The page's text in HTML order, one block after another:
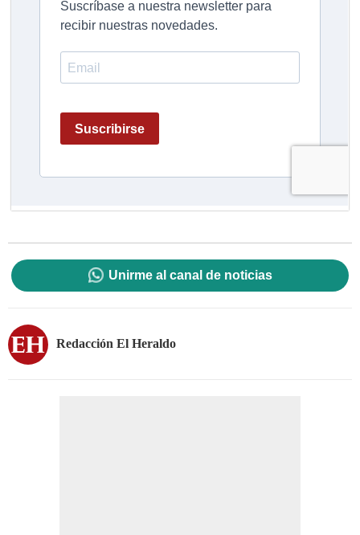
Unirme al canal de noticias
Redacción El Heraldo